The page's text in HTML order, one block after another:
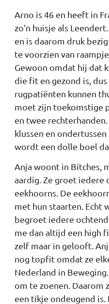
Arno is 46 en heeft in
zo’n huisje als
en is daarom druk
te voorzien van
Gewoon omdat hij dat
die fit en gezond is,
rugpatiënten kunnen
moet zijn toekomstige
en twee rechterhanden.
klussen en
wordt een dolle boel
Anja woont in Bitches,
aardig. Ze groet iedere
eekhoorns. De
met hun staarten. Echt
begroet iedere
me dan altijd een high
zelf maar in gelooft.
nog topfit omdat ze
Nederland in
om te zoenen. Daarom
een tikje ondeugend is.